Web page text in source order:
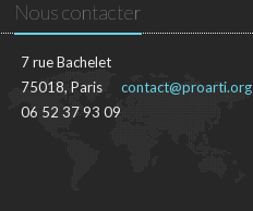
Nous contacter
7 rue Bachelet
75018, Paris
06 52 37 93 09
contact@proarti.org